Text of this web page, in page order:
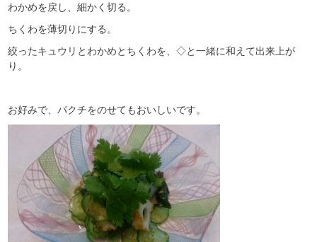
わかめを戻し、細かく切る。
ちくわを薄切りにする。
絞ったキュウリとわかめとちくわを、◇と一緒に和えて出来上が
り。
お好みで、パクチをのせてもおいしいです。